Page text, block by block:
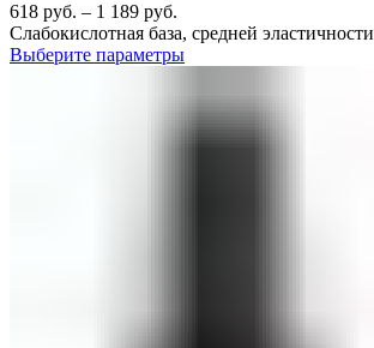
618 руб. – 1 189 руб.
Слабокислотная база, средней эластичности
Выберите параметры